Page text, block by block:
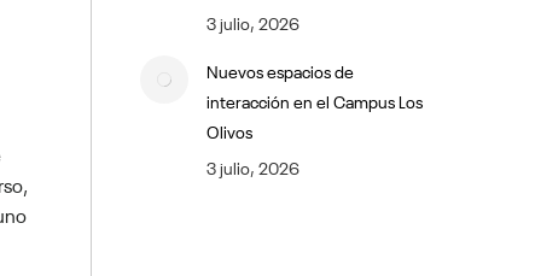
3 julio, 2026
Nuevos espacios de
interacción en el Campus Los
Olivos
3 julio, 2026